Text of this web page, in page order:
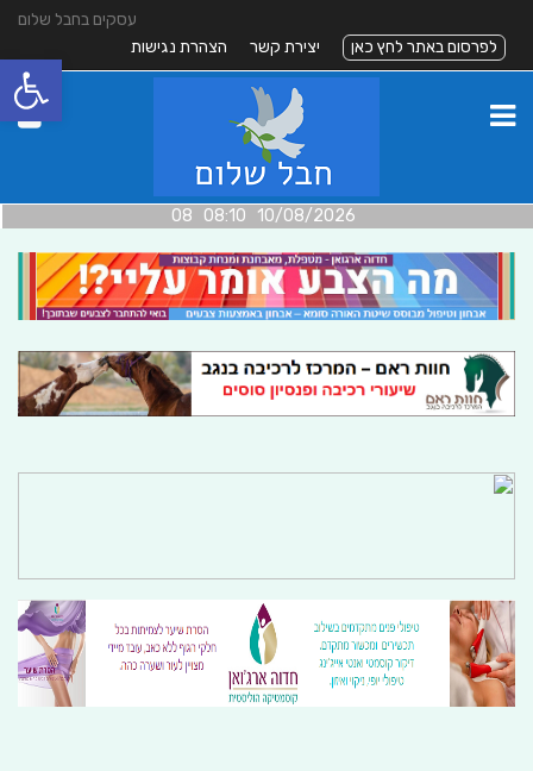
פתח
עסקים בחבל שלום
לפרסום באתר לחץ כאן
יצירת קשר הצהרת נגישות
10/08/2026 08:10 08